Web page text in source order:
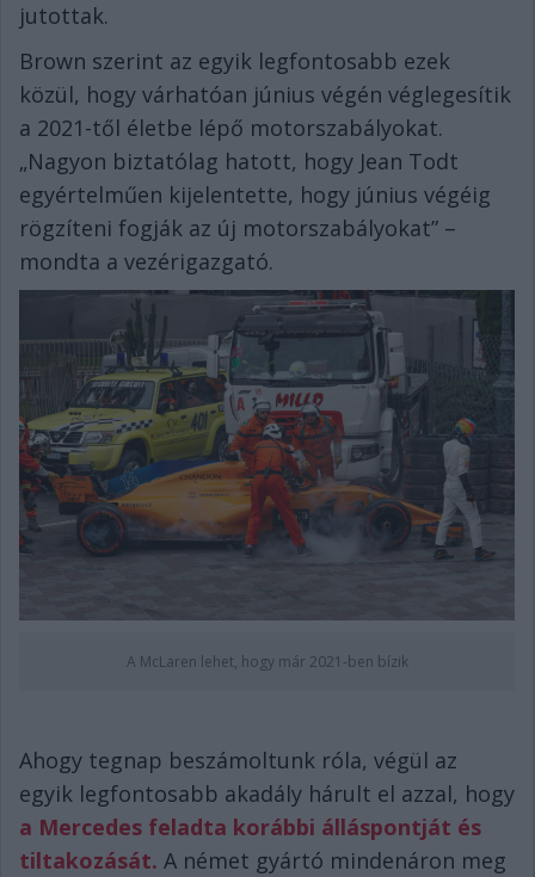
jutottak.
Brown szerint az egyik legfontosabb ezek
közül, hogy várhatóan június végén véglegesítik
a 2021-től életbe lépő motorszabályokat.
„Nagyon biztatólag hatott, hogy Jean Todt
egyértelműen kijelentette, hogy június végéig
rögzíteni fogják az új motorszabályokat” –
mondta a vezérigazgató.
A McLaren lehet, hogy már 2021-ben bízik
Ahogy tegnap beszámoltunk róla, végül az
egyik legfontosabb akadály hárult el azzal, hogy
a Mercedes feladta korábbi álláspontját és
tiltakozását. A német gyártó mindenáron meg